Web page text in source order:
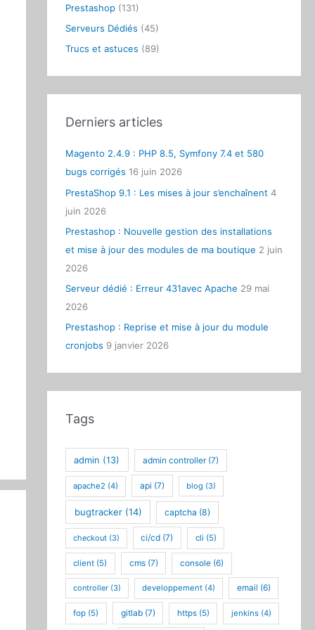
:
Prestashop(131)
Serveurs Dédiés (45)
Trucs et astuces (89)
Derniers articles
Magento 2.4.9 : PHP 8.5, Symfony 7.4 et 580
bugs corrigés 16 juin 2026
PrestaShop 9.1 : Les mises à jour s’enchaînent 4
juin 2026
Prestashop : Nouvelle gestion des installations
et mise à jour des modules de ma boutique 2 juin
2026
Serveur dédié : Erreur 431avec Apache 29 mai
2026
Prestashop : Reprise et mise à jour du module
cronjobs 9 janvier 2026
Tags
admin (13) admin controller(7)
apache2 (4) api (7) blog (3)
bugtracker(14) captcha (8)
checkout(3) ci/cd (7) cli (5)
client (5) cms(7) console (6)
controller(3) developpement(4) email (6)
fop (5) gitlab(7) https(5) jenkins(4)